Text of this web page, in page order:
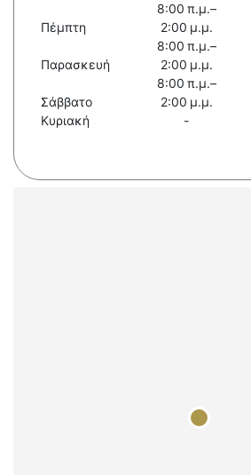
Πέμπτη
8:00 π.μ.–
2:00 μ.μ.
Παρασκευή
8:00 π.μ.–
2:00 μ.μ.
Σάββατο
8:00 π.μ.–
2:00 μ.μ.
Κυριακή
-